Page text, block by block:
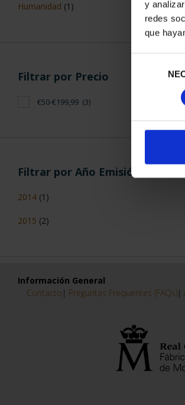
y
redes
que
Humanidad (1)
Filtrar por Precio
€50-€199,99 (3)
Filtrar por Año Emisión
2014 (1)
2015 (2)
Información General
Contacto | Preguntas Frequentes (FAQs)|